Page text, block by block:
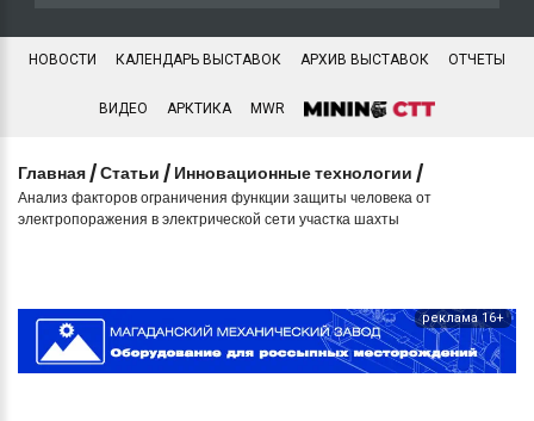
НОВОСТИ КАЛЕНДАРЬ ВЫСТАВОК АРХИВ ВЫСТАВОК ОТЧЕТЫ
ВИДЕО АРКТИКА MWR
Главная /Статьи / Инновационные технологии /
Анализ факторов ограничения функции защиты человека от
электропоражения в электрической сети участка шахты
реклама 16+